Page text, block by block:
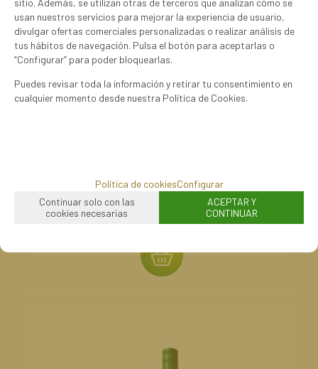
13,45
21.00%IVA incluido
- +
unidad
usan nuestros servicios para mejorar la experiencia de usuario,
divulgar ofertas comerciales personalizadas o realizar análisis de
tus hábitos de navegación. Pulsa el botón para aceptarlas o
“Configurar” para poder bloquearlas.
Puedes revisar toda la información y retirar tu consentimiento en
cualquier momento desde nuestra Política de Cookies.
Política de cookiesConfigurar
Continuar solo con las
cookies necesarias
ACEPTAR Y
CONTINUAR